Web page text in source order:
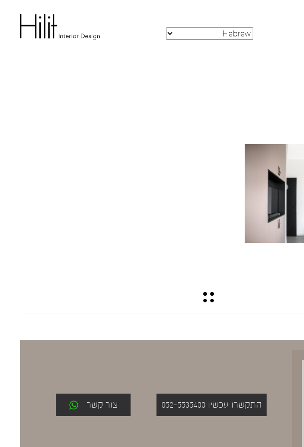
התקשרו עכשיו 052-5535400 צור קשר